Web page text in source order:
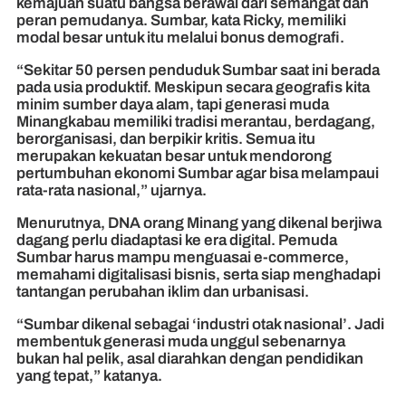
peran pemudanya. Sumbar, kata Ricky, memiliki
modal besar untuk itu melalui bonus demografi.
“Sekitar 50 persen penduduk Sumbar saat ini berada
pada usia produktif. Meskipun secara geografis kita
minim sumber daya alam, tapi generasi muda
Minangkabau memiliki tradisi merantau, berdagang,
berorganisasi, dan berpikir kritis. Semua itu
merupakan kekuatan besar untuk mendorong
pertumbuhan ekonomi Sumbar agar bisa melampaui
rata-rata nasional,” ujarnya.
Menurutnya, DNA orang Minang yang dikenal berjiwa
dagang perlu diadaptasi ke era digital. Pemuda
Sumbar harus mampu menguasai e-commerce,
memahami digitalisasi bisnis, serta siap menghadapi
tantangan perubahan iklim dan urbanisasi.
“Sumbar dikenal sebagai ‘industri otak nasional’. Jadi
membentuk generasi muda unggul sebenarnya
bukan hal pelik, asal diarahkan dengan pendidikan
yang tepat,” katanya.